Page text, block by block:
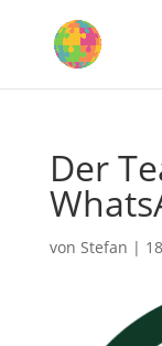
Der
von Stefan |